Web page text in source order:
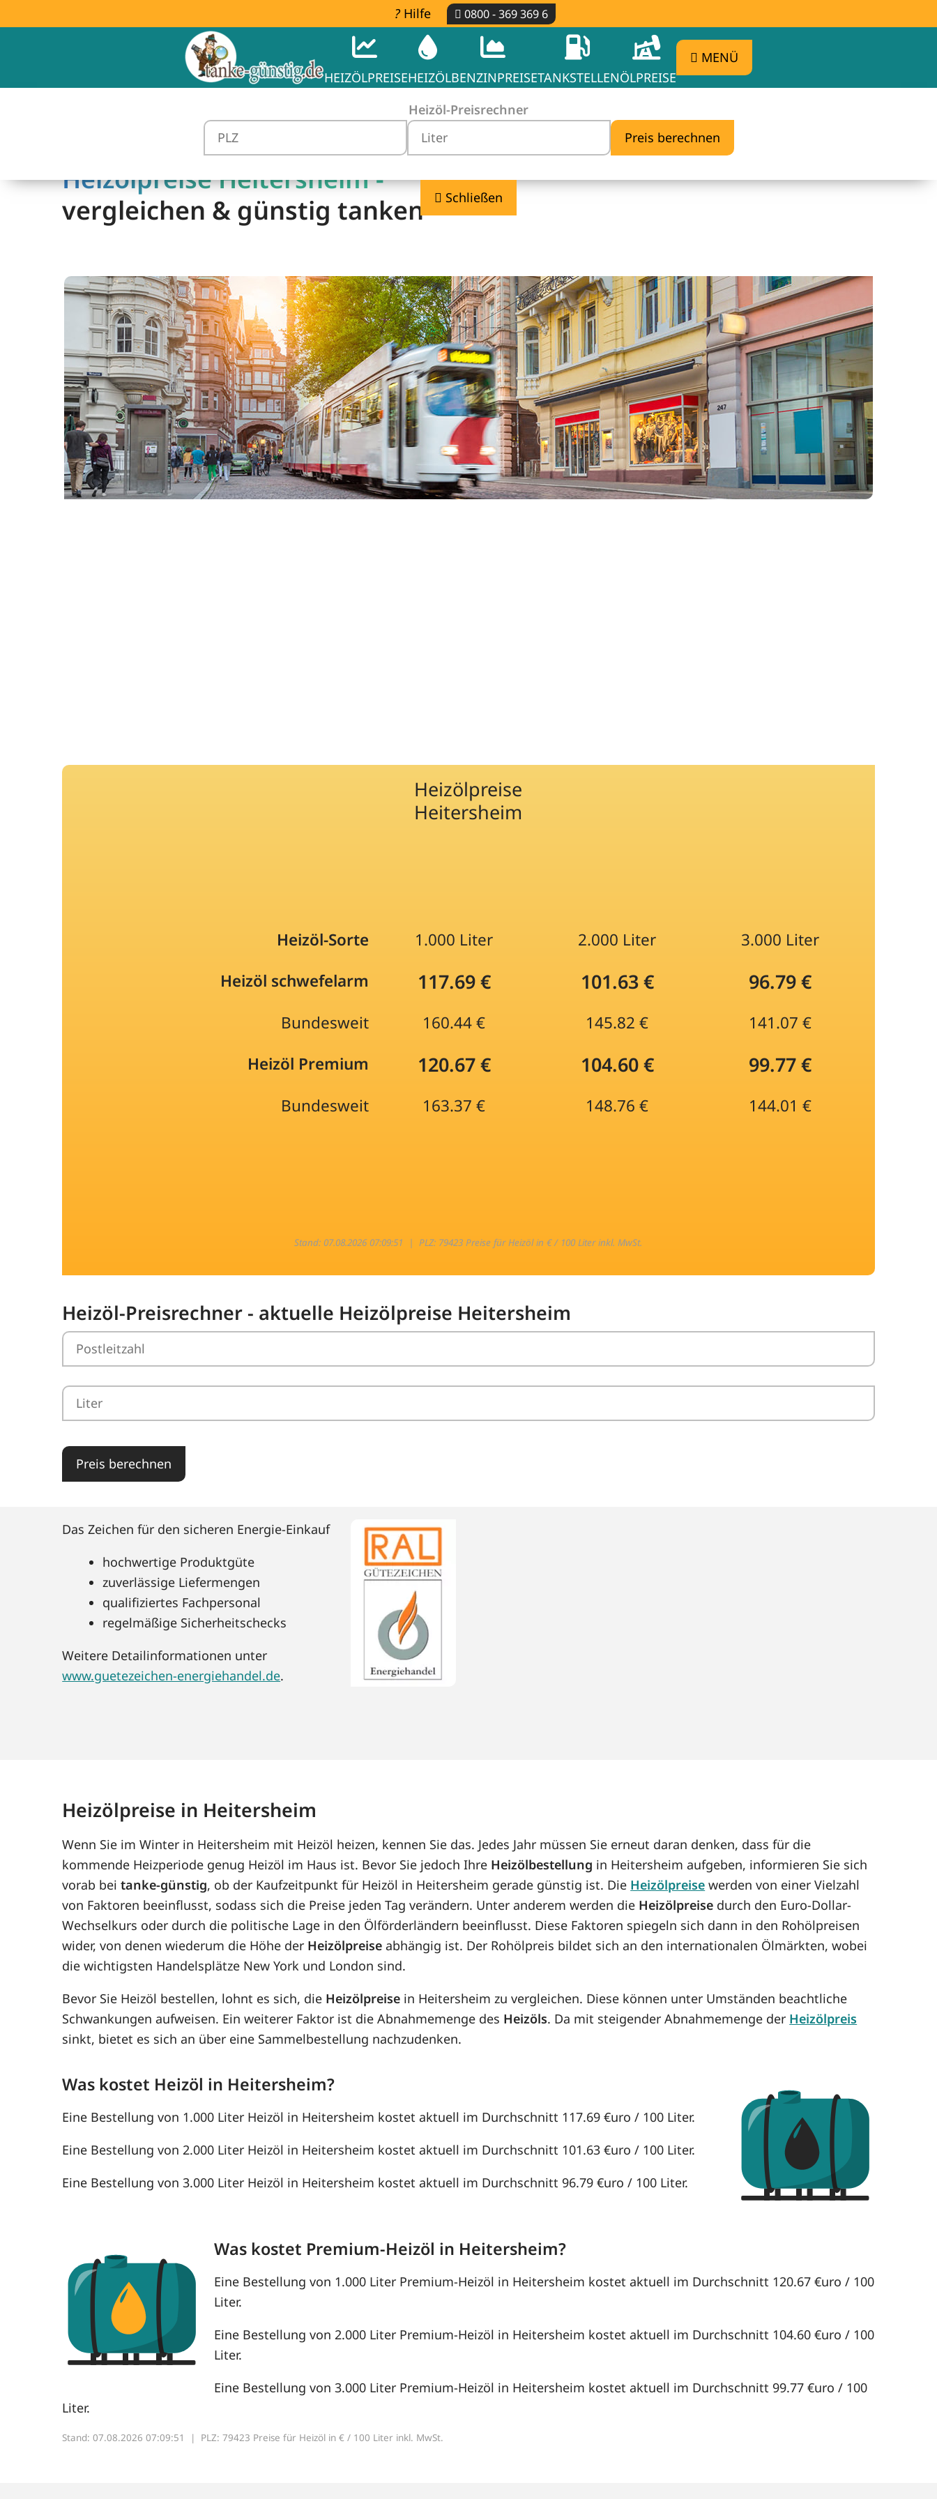
Hilfe 0800 - 369 369 6
HEIZÖLPREISEHEIZÖLBENZINPREISETANKSTELLENÖLPREISE
MENÜ
Heizöl-Preisrechner
Schließen
Heizölpreise Heitersheim -
vergleichen & günstig tanken
Heizölpreise
Heitersheim
Heizöl-Sorte 1.000 Liter 2.000 Liter
3.000 Liter
Heizöl schwefelarm
117.69 € 101.63 € 96.79 €
Bundesweit 160.44 € 145.82 €
141.07 €
Heizöl Premium
120.67 € 104.60 € 99.77 €
Bundesweit 163.37 € 148.76 € 144.01 €
Stand: 07.08.2026 07:09:51 |PLZ: 79423 Preise für Heizöl in € / 100 Liter inkl. MwSt.
Heizöl-Preisrechner - aktuelle Heizölpreise Heitersheim
Preis berechnen
Das Zeichen für den sicheren Energie-Einkauf
hochwertige Produktgüte
zuverlässige Liefermengen
qualifiziertes Fachpersonal
regelmäßige Sicherheitschecks
Weitere Detailinformationen unter
www.guetezeichen-energiehandel.de.
Heizölpreise in Heitersheim
Wenn Sie im Winter in Heitersheim mit Heizöl heizen, kennen Sie das. Jedes Jahr müssen Sie erneut daran denken, dass für die
kommende Heizperiode genug Heizöl im Haus ist. Bevor Sie jedoch Ihre Heizölbestellung in Heitersheim aufgeben, informieren Sie sich
vorab beitanke-günstig, ob der Kaufzeitpunkt für Heizöl in Heitersheim gerade günstig ist. Die Heizölpreise werden von einer Vielzahl
von Faktoren beeinflusst, sodass sich die Preise jeden Tag verändern. Unter anderem werden die Heizölpreise durch den Euro-Dollar-
Wechselkurs oder durch die politische Lage in den Ölförderländern beeinflusst. Diese Faktoren spiegeln sich dann in den Rohölpreisen
wider, von denen wiederum die Höhe der Heizölpreise abhängig ist. Der Rohölpreis bildet sich an den internationalen Ölmärkten, wobei
die wichtigsten Handelsplätze New York und London sind.
Bevor Sie Heizöl bestellen, lohnt es sich, die Heizölpreise in Heitersheim zu vergleichen. Diese können unter Umständen beachtliche
Schwankungen aufweisen. Ein weiterer Faktor ist die Abnahmemenge des Heizöls. Da mit steigender Abnahmemenge der Heizölpreis
sinkt, bietet es sich an über eine Sammelbestellung nachzudenken.
Was kostet Heizöl in Heitersheim?
Eine Bestellung von 1.000 Liter Heizöl in Heitersheim kostet aktuell im Durchschnitt 117.69 €uro / 100 Liter.
Eine Bestellung von 2.000 Liter Heizöl in Heitersheim kostet aktuell im Durchschnitt 101.63 €uro / 100 Liter.
Eine Bestellung von 3.000 Liter Heizöl in Heitersheim kostet aktuell im Durchschnitt 96.79 €uro / 100 Liter.
Was kostet Premium-Heizöl in Heitersheim?
Eine Bestellung von 1.000 Liter Premium-Heizöl in Heitersheim kostet aktuell im Durchschnitt 120.67 €uro / 100
Liter.
Eine Bestellung von 2.000 Liter Premium-Heizöl in Heitersheim kostet aktuell im Durchschnitt 104.60 €uro / 100
Liter.
Eine Bestellung von 3.000 Liter Premium-Heizöl in Heitersheim kostet aktuell im Durchschnitt 99.77 €uro / 100
Liter.
Stand: 07.08.2026 07:09:51 | PLZ: 79423 Preise für Heizöl in € / 100 Liter inkl. MwSt.